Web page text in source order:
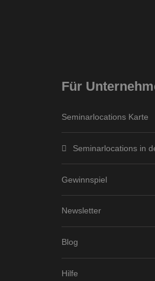
Für
Seminarlocations Karte
Seminarlocations in
Gewinnspiel
Newsletter
Blog
Hilfe